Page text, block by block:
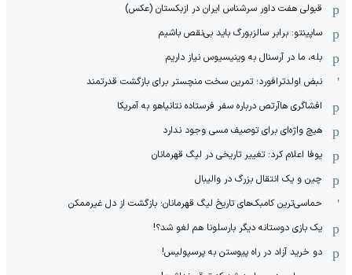
قبولی هفت داور سرشناس ایران در ازبکستان (عکس)
ساپینتو: برابر سالزبورگ باید بی‌نقص باشیم
بله، ما در آرسنال به وینیسیوس نیاز داریم
نبض اولدترافورد؛ تمرین سخت منچستر برای بازگشت قدرتمند
افشاگری هاآرتص درباره سفر فرستاده نتانیاهو به آمریکا
هیچ واژه‌ای برای توصیف مسی وجود ندارد
یوفا اعلام کرد: تغییر تاریخی در لیگ قهرمانان
چین و یک انتقال بزرگ در والیبال
حماسی‌ترین کامبک‌های تاریخ لیگ قهرمانان؛ بازگشت از دل غیرممکن
یک بازی دوستانه دیگر بارسلونا هم لغو شد؟!
دو خرید آزاد در راه پیوستن به پرسپولیس!